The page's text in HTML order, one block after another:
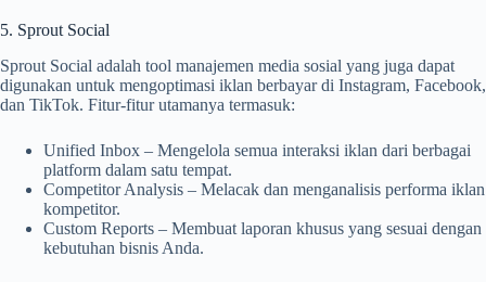
5. Sprout Social
Sprout Social adalah tool manajemen media sosial yang juga dapat
digunakan untuk mengoptimasi iklan berbayar di Instagram, Facebook,
dan TikTok. Fitur-fitur utamanya termasuk:
Unified Inbox – Mengelola semua interaksi iklan dari berbagai
platform dalam satu tempat.
Competitor Analysis – Melacak dan menganalisis performa iklan
kompetitor.
Custom Reports – Membuat laporan khusus yang sesuai dengan
kebutuhan bisnis Anda.